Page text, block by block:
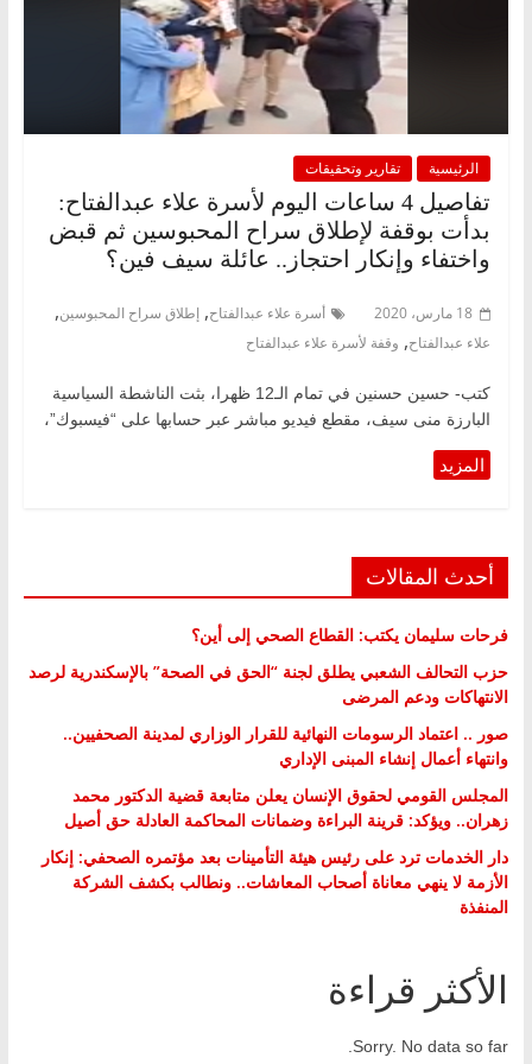
الرئيسية تقارير وتحقيقات
تفاصيل 4 ساعات اليوم لأسرة علاء عبدالفتاح:
بدأت بوقفة لإطلاق سراح المحبوسين ثم قبض
واختفاء وإنكار احتجاز.. عائلة سيف فين؟
18 مارس، 2020 أسرة علاء عبدالفتاح, إطلاق سراح المحبوسين,
علاء عبدالفتاح, وقفة لأسرة علاء عبدالفتاح
كتب- حسين حسنين في تمام الـ12 ظهرا، بثت الناشطة السياسية
البارزة منى سيف، مقطع فيديو مباشر عبر حسابها على “فيسبوك”،
أحدث المقالات
فرحات سليمان يكتب: القطاع الصحي إلى أين؟
حزب التحالف الشعبي يطلق لجنة “الحق في الصحة” بالإسكندرية لرصد
الانتهاكات ودعم المرضى
صور .. اعتماد الرسومات النهائية للقرار الوزاري لمدينة الصحفيين..
وانتهاء أعمال إنشاء المبنى الإداري
المجلس القومي لحقوق الإنسان يعلن متابعة قضية الدكتور محمد
زهران.. ويؤكد: قرينة البراءة وضمانات المحاكمة العادلة حق أصيل
دار الخدمات ترد على رئيس هيئة التأمينات بعد مؤتمره الصحفي: إنكار
الأزمة لا ينهي معاناة أصحاب المعاشات.. ونطالب بكشف الشركة
المنفذة
الأكثر قراءة
Sorry. No data so far.